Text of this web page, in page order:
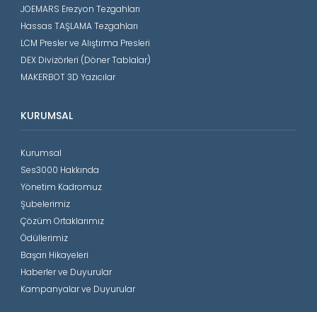
JOEMARS Erezyon Tezgahları
Hassas TAŞLAMA Tezgahları
LCM Presler ve Alıştırma Presleri
DEX Divizörleri (Döner Tablalar)
MAKERBOT 3D Yazıcılar
KURUMSAL
Kurumsal
Ses3000 Hakkında
Yönetim Kadromuz
Şubelerimiz
Çözüm Ortaklarımız
Ödüllerimiz
Başarı Hikayeleri
Haberler ve Duyurular
Kampanyalar ve Duyurular